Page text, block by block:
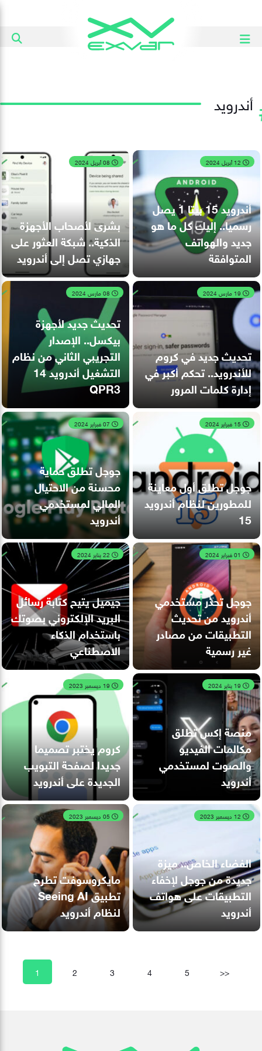
أندرويد
أندرويد 15 بيتا 1 يصل
رسميا.. إليك كل ما هو
جديد والهواتف
المتوافقة
بشرى لأصحاب الأجهزة
الذكية.. شبكة العثور على
جهازي تصل إلى أندرويد
تحديث جديد في كروم
للأندرويد.. تحكم أكبر في
إدارة كلمات المرور
تحديث جديد لأجهزة
بيكسل.. الإصدار
التجريبي الثاني من نظام
التشغيل أندرويد 14
QPR3
جوجل تطلق أول معاينة
للمطورين لنظام أندرويد
15
جوجل تطلق حماية
محسنة من الاحتيال
المالي لمستخدمي
أندرويد
جوجل تحذر مستخدمي
أندرويد من تحديث
التطبيقات من مصادر
غير رسمية
جيميل يتيح كتابة رسائل
البريد الإلكتروني بصوتك
باستخدام الذكاء
الاصطناعي
منصة إكس تطلق
مكالمات الفيديو
والصوت لمستخدمي
أندرويد
كروم يختبر تصميما
جديدا لصفحة التبويب
الجديدة على أندرويد
الفضاء الخاص.. ميزة
جديدة من جوجل لإخفاء
التطبيقات على هواتف
أندرويد
مايكروسوفت تطرح
تطبيق Seeing AI
لنظام أندرويد
1 2 3 4 5 >>